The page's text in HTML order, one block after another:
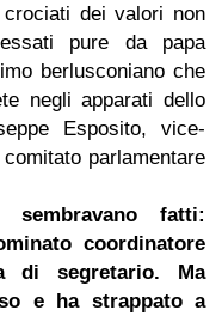
dei valori non
pure da papa
berlusconiano che
negli apparati dello
Esposito, vice-
parlamentare
fatti:
coordinatore
di segretario. Ma
e ha strappato a